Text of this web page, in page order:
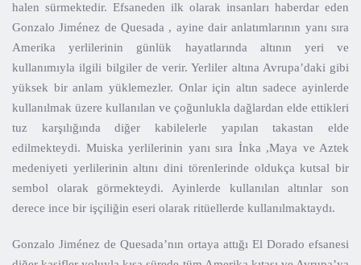
halen sürmektedir. Efsaneden ilk olarak insanları haberdar eden
Gonzalo Jiménez de Quesada , ayine dair anlatımlarının yanı sıra
Amerika yerlilerinin günlük hayatlarında altının yeri ve
kullanımıyla ilgili bilgiler de verir. Yerliler altına Avrupa’daki gibi
yüksek bir anlam yüklemezler. Onlar için altın sadece ayinlerde
kullanılmak üzere kullanılan ve çoğunlukla dağlardan elde ettikleri
tuz karşılığında diğer kabilelerle yapılan takastan elde
edilmekteydi. Muiska yerlilerinin yanı sıra İnka ,Maya ve Aztek
medeniyeti yerlilerinin altını dini törenlerinde oldukça kutsal bir
sembol olarak görmekteydi. Ayinlerde kullanılan altınlar son
derece ince bir işçiliğin eseri olarak ritüellerde kullanılmaktaydı.
Gonzalo Jiménez de Quesada’nın ortaya attığı El Dorado efsanesi